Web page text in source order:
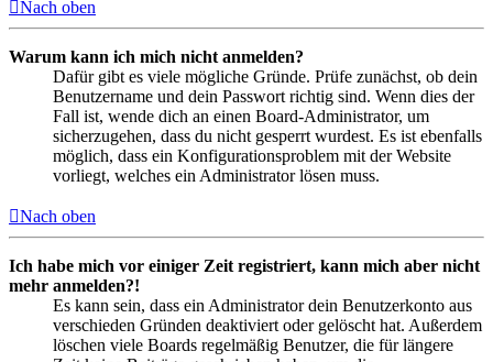
Nach oben
Warum kann ich mich nicht anmelden?
Dafür gibt es viele mögliche Gründe. Prüfe zunächst, ob dein
Benutzername und dein Passwort richtig sind. Wenn dies der
Fall ist, wende dich an einen Board-Administrator, um
sicherzugehen, dass du nicht gesperrt wurdest. Es ist ebenfalls
möglich, dass ein Konfigurationsproblem mit der Website
vorliegt, welches ein Administrator lösen muss.
Nach oben
Ich habe mich vor einiger Zeit registriert, kann mich aber nicht
mehr anmelden?!
Es kann sein, dass ein Administrator dein Benutzerkonto aus
verschieden Gründen deaktiviert oder gelöscht hat. Außerdem
löschen viele Boards regelmäßig Benutzer, die für längere